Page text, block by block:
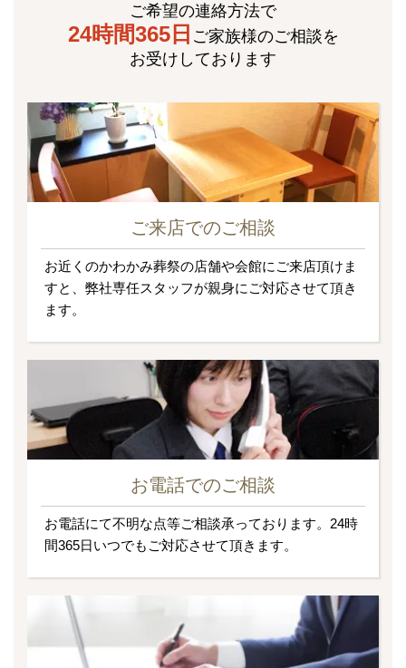
ご希望の連絡方法で
24時間365日 ご家族様のご相談を
お受けしております
ご来店でのご相談
お近くのかわかみ葬祭の店舗や会館にご来店頂けま
すと、弊社専任スタッフが親身にご対応させて頂き
ます。
お電話でのご相談
お電話にて不明な点等ご相談承っております。24時
間365日いつでもご対応させて頂きます。